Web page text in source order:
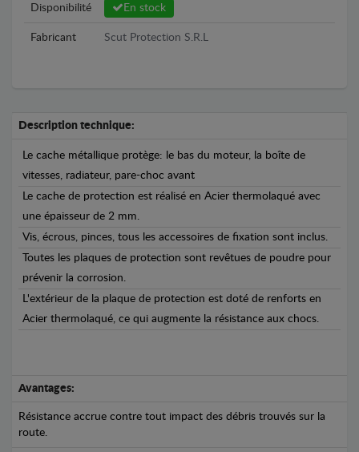
Disponibilité En stock
Fabricant Scut Protection S.R.L
Description technique:
Le cache métallique protège: le bas du moteur, la boîte de
vitesses, radiateur, pare-choc avant
Le cache de protection est réalisé en Acier thermolaqué avec
une épaisseur de 2 mm.
Vis, écrous, pinces, tous les accessoires de fixation sont inclus.
Toutes les plaques de protection sont revêtues de poudre pour
prévenir la corrosion.
L'extérieur de la plaque de protection est doté de renforts en
Acier thermolaqué, ce qui augmente la résistance aux chocs.
Avantages:
Résistance accrue contre tout impact des débris trouvés sur la
route.